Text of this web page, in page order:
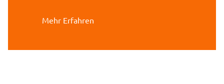
Mehr Erfahren